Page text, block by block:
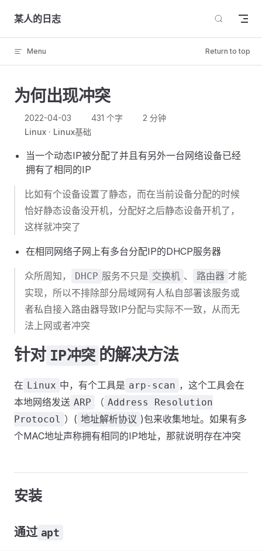
Skip to content
某人的日志
Menu Return to top
为何出现冲突
2022-04-03 431 个字
2 分钟
Linux
Linux基础
当一个动态IP被分配了并且有另外一台网络设备已经
拥有了相同的IP
比如有个设备设置了静态，而在当前设备分配的时候
恰好静态设备没开机，分配好之后静态设备开机了，
这样就冲突了
在相同网络子网上有多台分配IP的DHCP服务器
众所周知， DHCP 服务不只是 交换机 、 路由器 才能
实现，所以不排除部分局域网有人私自部署该服务或
者私自接入路由器导致IP分配与实际不一致，从而无
法上网或者冲突
针对 IP冲突 的解决方法
在 Linux 中，有个工具是 arp-scan ，这个工具会在
本地网络发送 ARP （ Address Resolution
Protocol ）( 地址解析协议 )包来收集地址。如果有多
个MAC地址声称拥有相同的IP地址，那就说明存在冲突
安装
通过 apt